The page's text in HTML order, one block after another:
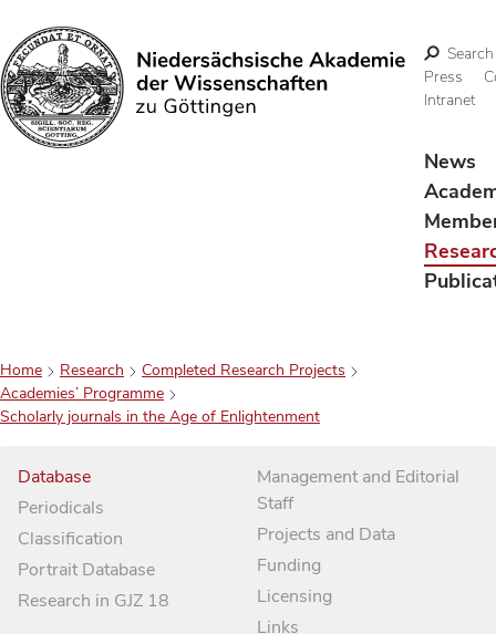
Search
Search
Press
Intranet
News
Home Research
Completed Research Projects
Academies’ Programme
Scholarly journals in the Age of Enlightenment
Database
Periodicals
Classification
Portrait Database
Research in GJZ 18
Management and Editorial
Staff
Projects and Data
Funding
Licensing
Links